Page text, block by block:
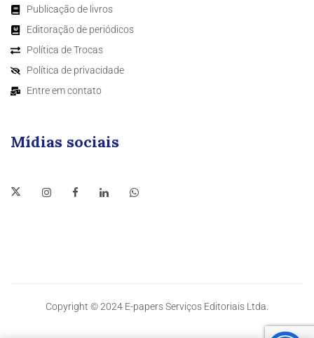
Publicação de livros
Editoração de periódicos
Política de Trocas
Política de privacidade
Entre em contato
Mídias sociais
Copyright © 2024 E-papers Serviços Editoriais Ltda.